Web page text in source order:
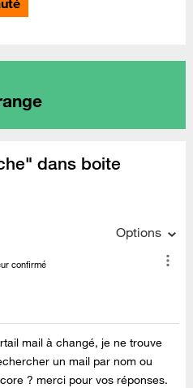
dans boite
Options
confirmé
mail à changé, je ne trouve
un mail par nom ou
? merci pour vos réponses.